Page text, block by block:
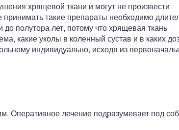
хрящевой ткани и могут не произвести
такие препараты необходимо
полутора лет, потому что хрящевая ткань
какие уколы в коленный сустав и в каких
индивидуально, исходя из
Оперативное лечение подразумевает под